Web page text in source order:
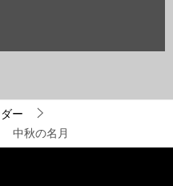
ー
中秋の名月